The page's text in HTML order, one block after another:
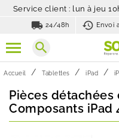
Service client : lun à jeu
local_shipping 24/48h Envoi
search
Accueil Tablettes iPad
Pièces détachées
Composants iPad